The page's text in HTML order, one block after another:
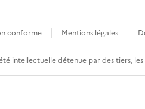
conforme Mentions légales
intellectuelle détenue par des tiers,